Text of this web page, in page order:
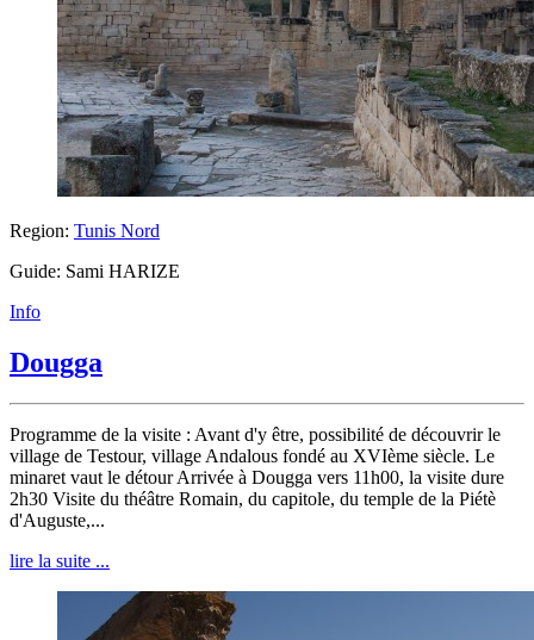
Region: Tunis Nord
Guide: Sami HARIZE
Info
Dougga
Programme de la visite : Avant d'y être, possibilité de découvrir le
village de Testour, village Andalous fondé au XVIème siècle. Le
minaret vaut le détour Arrivée à Dougga vers 11h00, la visite dure
2h30 Visite du théâtre Romain, du capitole, du temple de la Piétè
d'Auguste,...
lire la suite ...